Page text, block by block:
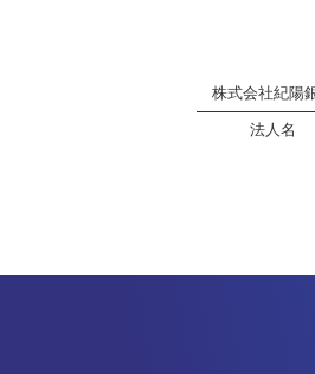
株式会社紀陽
法人名